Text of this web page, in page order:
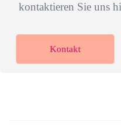
kontaktieren Sie uns
Kontakt